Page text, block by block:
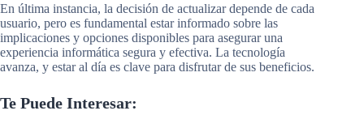
En última instancia, la decisión de actualizar depende de cada
usuario, pero es fundamental estar informado sobre las
implicaciones y opciones disponibles para asegurar una
experiencia informática segura y efectiva. La tecnología
avanza, y estar al día es clave para disfrutar de sus beneficios.
Te Puede Interesar: